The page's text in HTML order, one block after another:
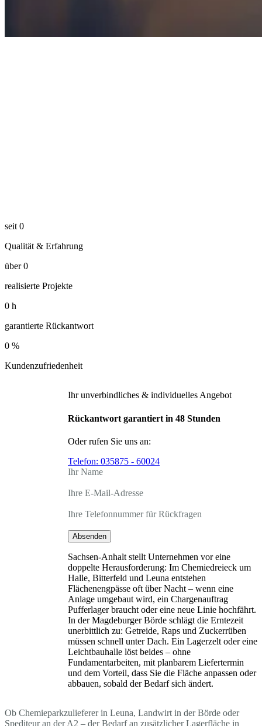
seit 0
Qualität & Erfahrung
über 0
realisierte Projekte
0 h
garantierte Rückantwort
0 %
Kundenzufriedenheit
Ihr unverbindliches & individuelles Angebot
Rückantwort garantiert in 48 Stunden
Oder rufen Sie uns an:
Telefon: 035875 - 60024
Ihr Name
Ihre E-Mail-Adresse
Ihre Telefonnummer für Rückfragen
Absenden
Sachsen-Anhalt stellt Unternehmen vor eine
doppelte Herausforderung: Im Chemiedreieck um
Halle, Bitterfeld und Leuna entstehen
Flächenengpässe oft über Nacht – wenn eine
Anlage umgebaut wird, ein Chargenauftrag
Pufferlager braucht oder eine neue Linie hochfährt.
In der Magdeburger Börde schlägt die Erntezeit
unerbittlich zu: Getreide, Raps und Zuckerrüben
müssen schnell unter Dach. Ein Lagerzelt oder eine
Leichtbauhalle löst beides – ohne
Fundamentarbeiten, mit planbarem Liefertermin
und dem Vorteil, dass Sie die Fläche anpassen oder
abbauen, sobald der Bedarf sich ändert.
Ob Chemieparkzulieferer in Leuna, Landwirt in der Börde oder
Spediteur an der A2 – der Bedarf an zusätzlicher Lagerfläche in